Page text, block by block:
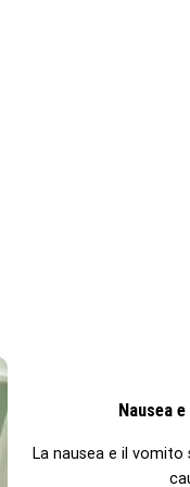
Nausea
La nausea e il